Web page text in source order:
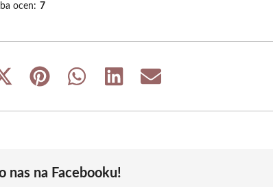
ocen: 7
Share
(Twitter)
Share
Share
Share
Share
nas na Facebooku!